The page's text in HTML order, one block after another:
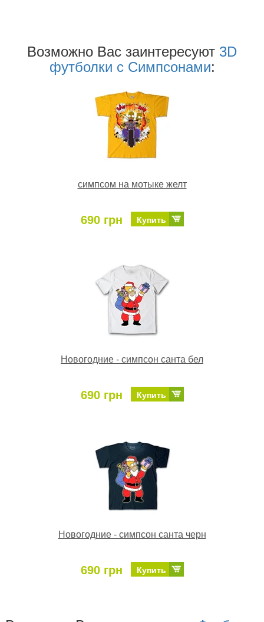
Возможно Ваc заинтересуют 3D
футболки c Симпсонами:
симпсом на мотыке желт
690 грн Купить
Новогодние - симпсон санта бел
690 грн Купить
Новогодние - симпсон санта черн
690 грн Купить